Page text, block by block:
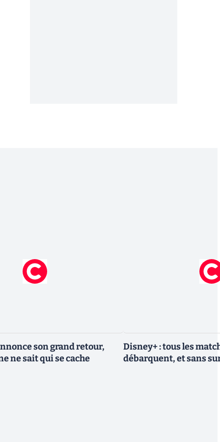
son grand retour,
ne sait qui se cache
Disney+ : tous les
débarquent, et sans